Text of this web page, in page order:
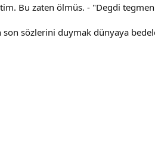
Bu zaten ölmüs. - "Degdi
sözlerini duymak dünyaya